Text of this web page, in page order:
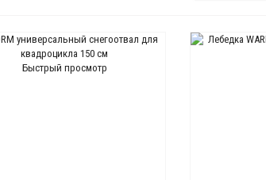
Быстрый просмотр